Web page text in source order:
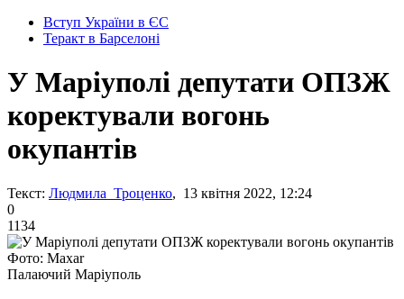
Вступ України в ЄС
Теракт в Барселоні
У Маріуполі депутати ОПЗЖ
коректували вогонь
окупантів
Текст: Людмила Троценко, 13 квітня 2022, 12:24
0
1134
Фото: Maxar
Палаючий Маріуполь